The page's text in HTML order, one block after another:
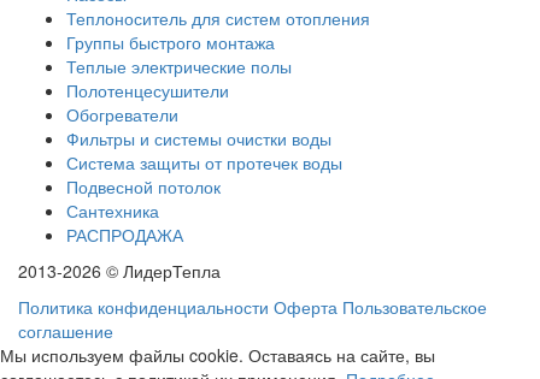
Теплоноситель для систем отопления
Группы быстрого монтажа
Теплые электрические полы
Полотенцесушители
Обогреватели
Фильтры и системы очистки воды
Система защиты от протечек воды
Подвесной потолок
Сантехника
РАСПРОДАЖА
2013-2026 © ЛидерТепла
Политика конфиденциальности Оферта Пользовательское
соглашение
Мы используем файлы cookie. Оставаясь на сайте, вы